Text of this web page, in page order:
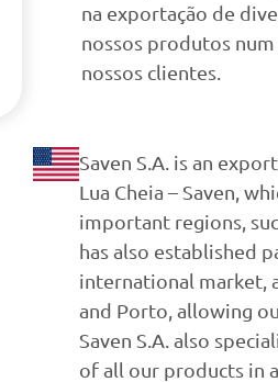
na exportação de
nossos produtos
nossos clientes.
Saven S.A. is an
Lua Cheia – Saven,
important regions,
has also established
international market,
and Porto, allowing
Saven S.A. also
of all our products in